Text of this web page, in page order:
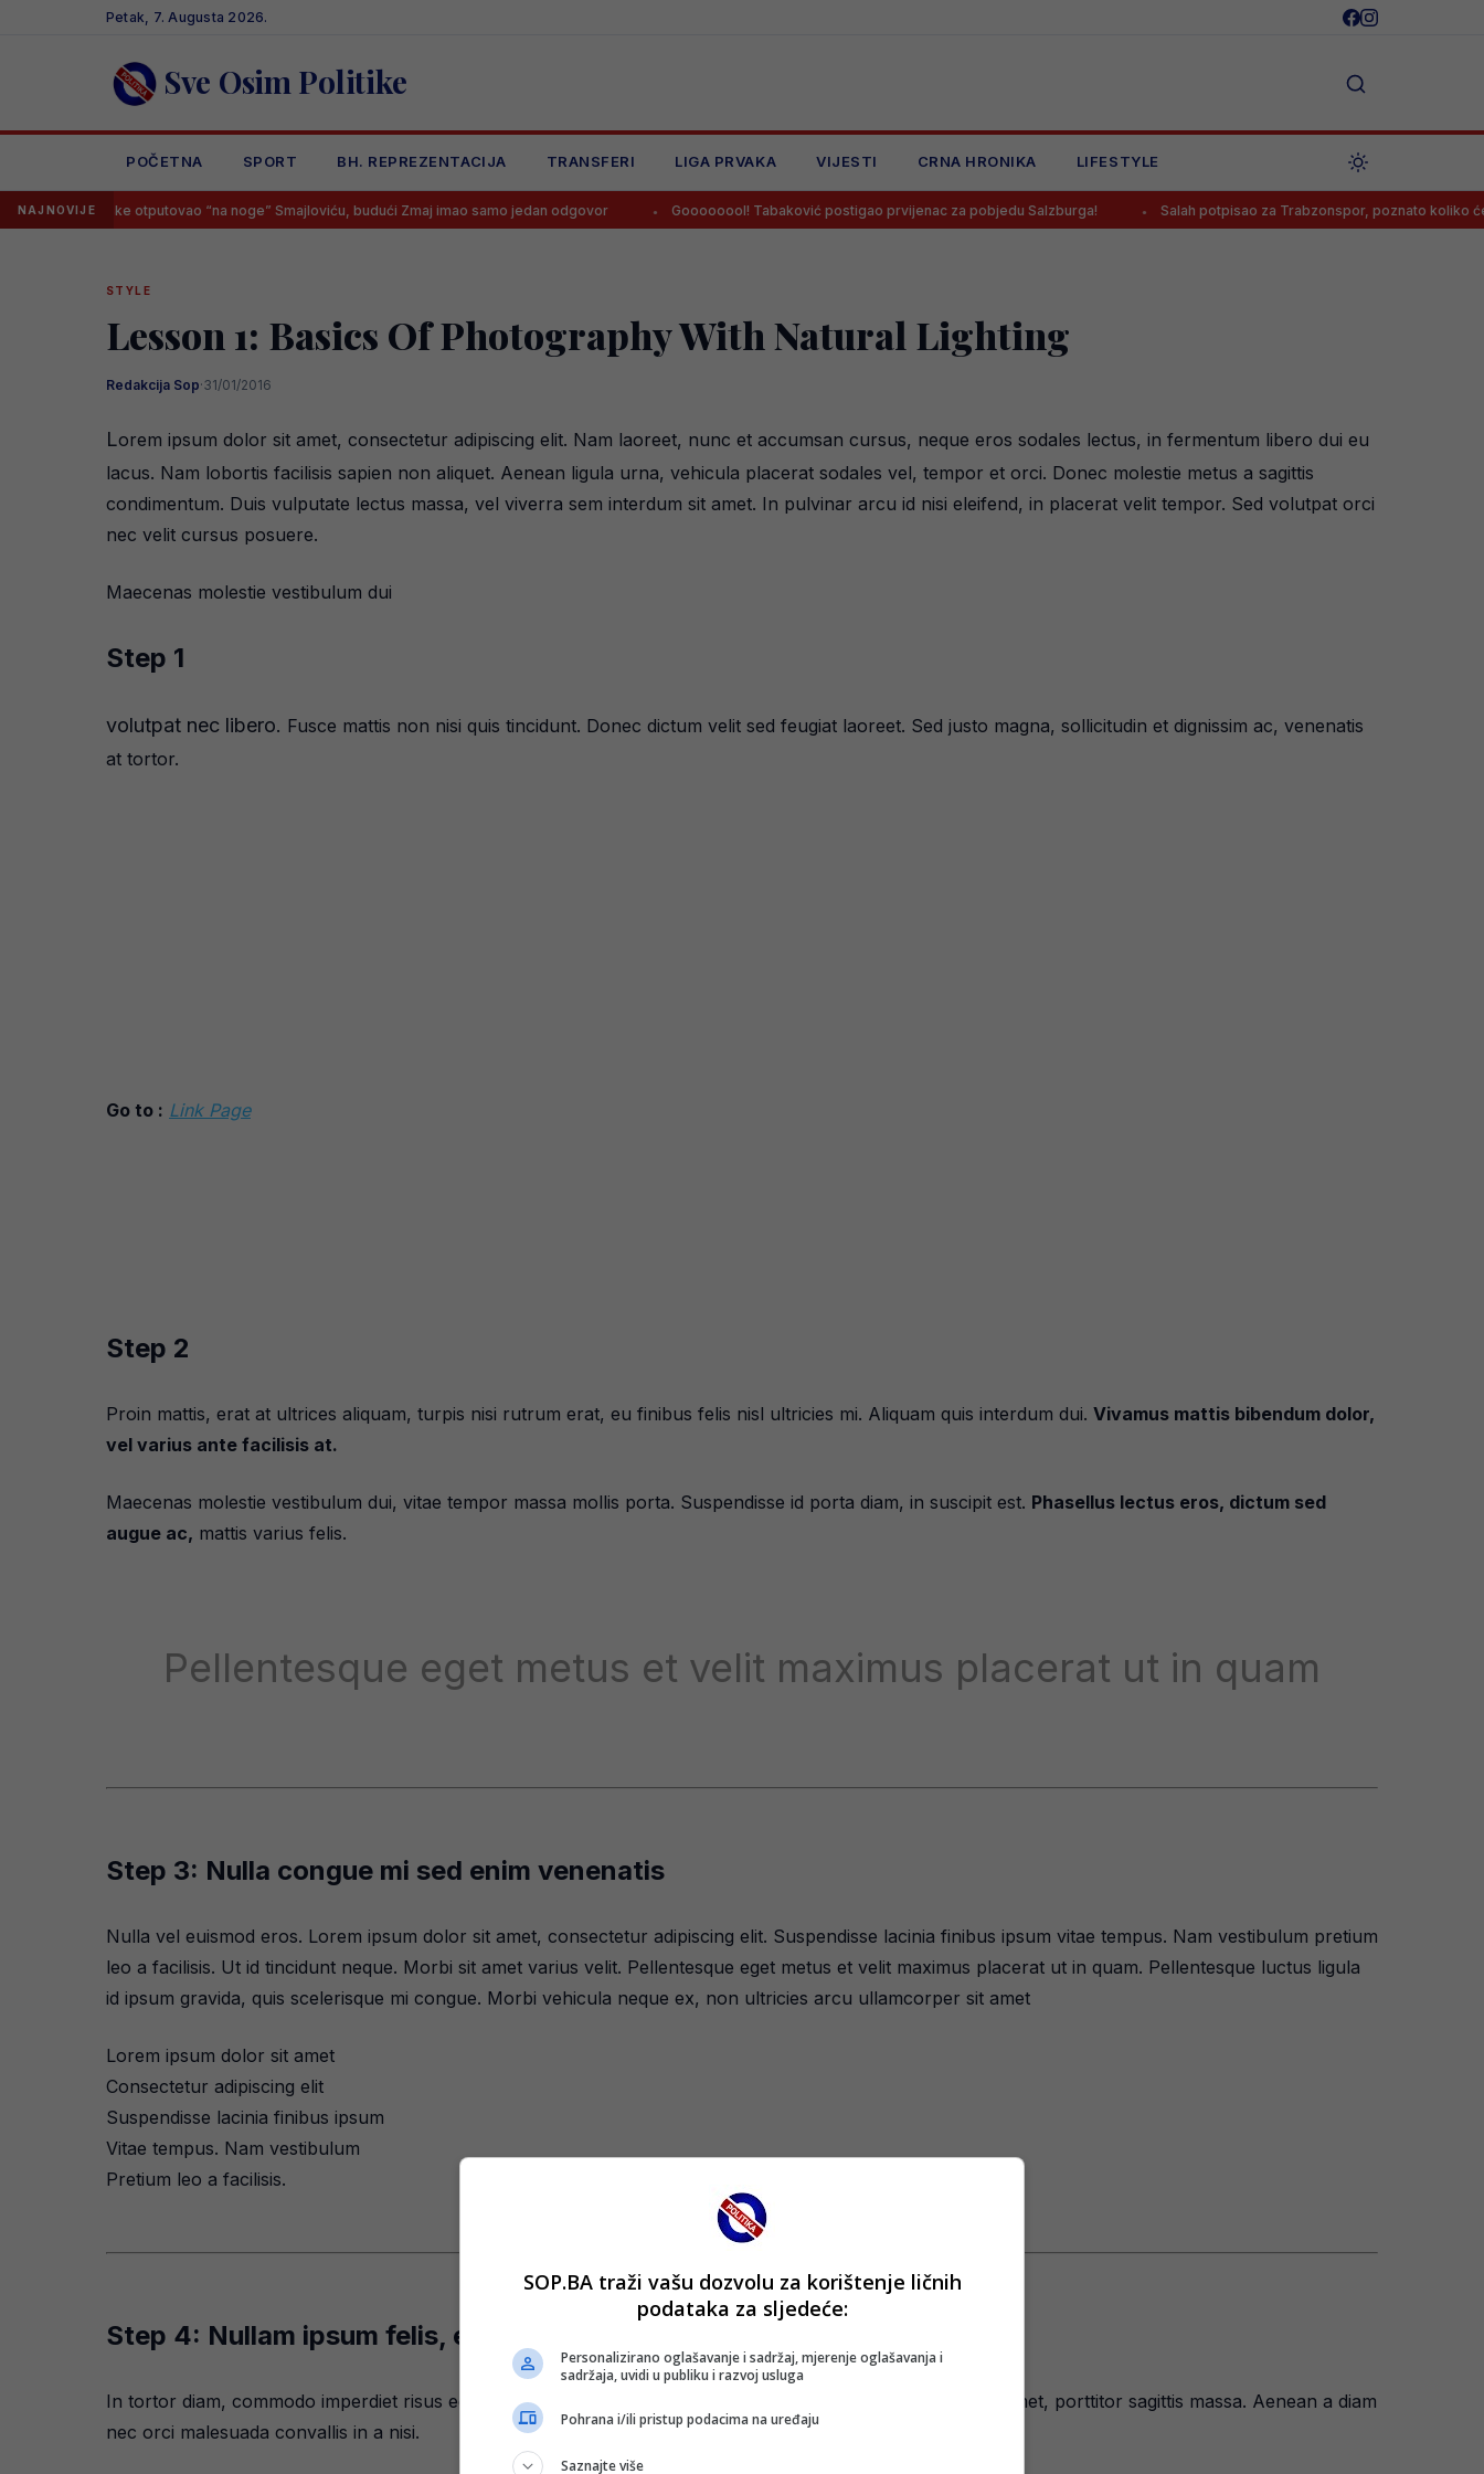
Petak, 7. Augusta 2026.
Sve Osim Politike
POČETNA SPORT BH. REPREZENTACIJA TRANSFERI LIGA PRVAKA VIJESTI CRNA HRONIKA LIFESTYLE
NAJNOVIJE
otputovao “na noge” Smajloviću, budući Zmaj imao samo jedan odgovor Goooooool! Tabaković postigao prvijenac za pobjedu Salzburga! Salah potpisao za Trabzonspor, poznato koliko će zarađivati
STYLE
Lesson 1: Basics Of Photography With Natural Lighting
Redakcija Sop·31/01/2016
Lorem ipsum dolor sit amet, consectetur adipiscing elit. Nam laoreet, nunc et accumsan cursus, neque eros sodales lectus, in fermentum libero dui eu
lacus. Nam lobortis facilisis sapien non aliquet. Aenean ligula urna, vehicula placerat sodales vel, tempor et orci. Donec molestie metus a sagittis
condimentum. Duis vulputate lectus massa, vel viverra sem interdum sit amet. In pulvinar arcu id nisi eleifend, in placerat velit tempor. Sed volutpat orci
nec velit cursus posuere.
Maecenas molestie vestibulum dui
Step 1
volutpat nec libero. Fusce mattis non nisi quis tincidunt. Donec dictum velit sed feugiat laoreet. Sed justo magna, sollicitudin et dignissim ac, venenatis
at tortor.
Go to : Link Page
Step 2
Proin mattis, erat at ultrices aliquam, turpis nisi rutrum erat, eu finibus felis nisl ultricies mi. Aliquam quis interdum dui. Vivamus mattis bibendum dolor,
vel varius ante facilisis at.
Maecenas molestie vestibulum dui, vitae tempor massa mollis porta. Suspendisse id porta diam, in suscipit est. Phasellus lectus eros, dictum sed
augue ac, mattis varius felis.
Pellentesque eget metus et velit maximus placerat ut in quam
Step 3: Nulla congue mi sed enim venenatis
Nulla vel euismod eros. Lorem ipsum dolor sit amet, consectetur adipiscing elit. Suspendisse lacinia finibus ipsum vitae tempus. Nam vestibulum pretium
leo a facilisis. Ut id tincidunt neque. Morbi sit amet varius velit. Pellentesque eget metus et velit maximus placerat ut in quam. Pellentesque luctus ligula
id ipsum gravida, quis scelerisque mi congue. Morbi vehicula neque ex, non ultricies arcu ullamcorper sit amet
Lorem ipsum dolor sit amet
Consectetur adipiscing elit
Suspendisse lacinia finibus ipsum
Vitae tempus. Nam vestibulum
Pretium leo a facilisis.
Step 4: Nullam ipsum felis, euismod bibendum
In tortor diam, commodo imperdiet risus eget, lacinia gravida ipsum. Etiam lorem sem, tempor vitae odio sit amet, porttitor sagittis massa. Aenean a diam
nec orci malesuada convallis in a nisi.
SOP.BA traži vašu dozvolu za korištenje ličnih
podataka za sljedeće:
Personalizirano oglašavanje i sadržaj, mjerenje oglašavanja i
sadržaja, uvidi u publiku i razvoj usluga
Pohrana i/ili pristup podacima na uređaju
Saznajte više